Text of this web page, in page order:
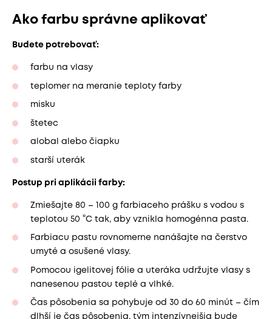
Ako farbu správne aplikovať
Budete potrebovať:
farbu na vlasy
teplomer na meranie teploty farby
misku
štetec
alobal alebo čiapku
starší uterák
Postup pri aplikácii farby:
Zmiešajte 80 – 100 g farbiaceho prášku s vodou s
teplotou 50 °C tak, aby vznikla homogénna pasta.
Farbiacu pastu rovnomerne nanášajte na čerstvo
umyté a osušené vlasy.
Pomocou igelitovej fólie a uteráka udržujte vlasy s
nanesenou pastou teplé a vlhké.
Čas pôsobenia sa pohybuje od 30 do 60 minút – čím
dlhší je čas pôsobenia, tým intenzívnejšia bude